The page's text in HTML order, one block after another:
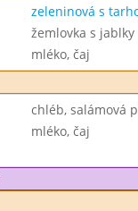
zeleninová s
žemlovka s jablky
mléko, čaj
chléb, salámová
mléko, čaj